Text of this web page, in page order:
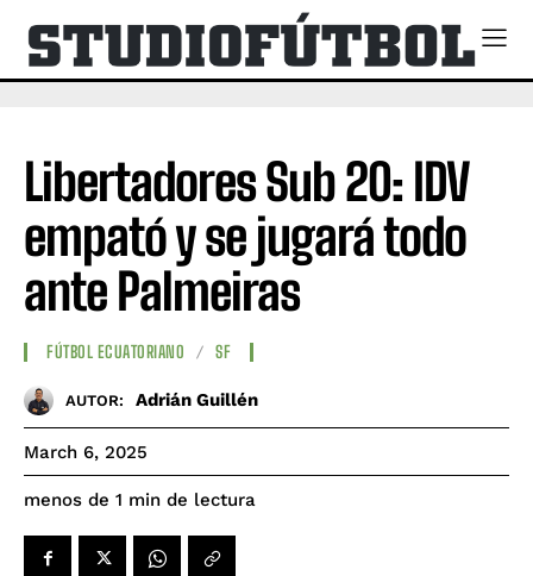
Libertadores Sub 20: IDV
empató y se jugará todo
ante Palmeiras
FÚTBOL ECUATORIANO SF
AUTOR: Adrián Guillén
March 6, 2025
menos de 1 min de lectura